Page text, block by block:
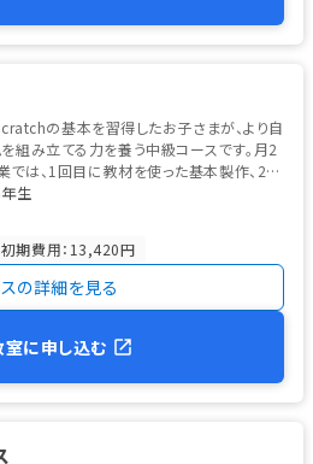
の基本を習得したお子さまが、より自
組み立てる力を養う中級コースです。月2
では、1回目に教材を使った基本製作、2回
生
初期費用：13,420円
の詳細を見る
に申し込む